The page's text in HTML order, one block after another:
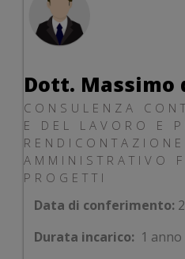
Dott. Massimo
CONSULENZA
E DEL LAVORO E
RENDICONTAZIONE
AMMINISTRATIVO
PROGETTI
Data di conferimento:
Durata incarico: 1 anno